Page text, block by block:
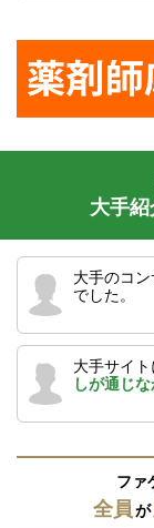
大手
大手のコ
でした。
大手サイ
しが通じな
ファ
全員が